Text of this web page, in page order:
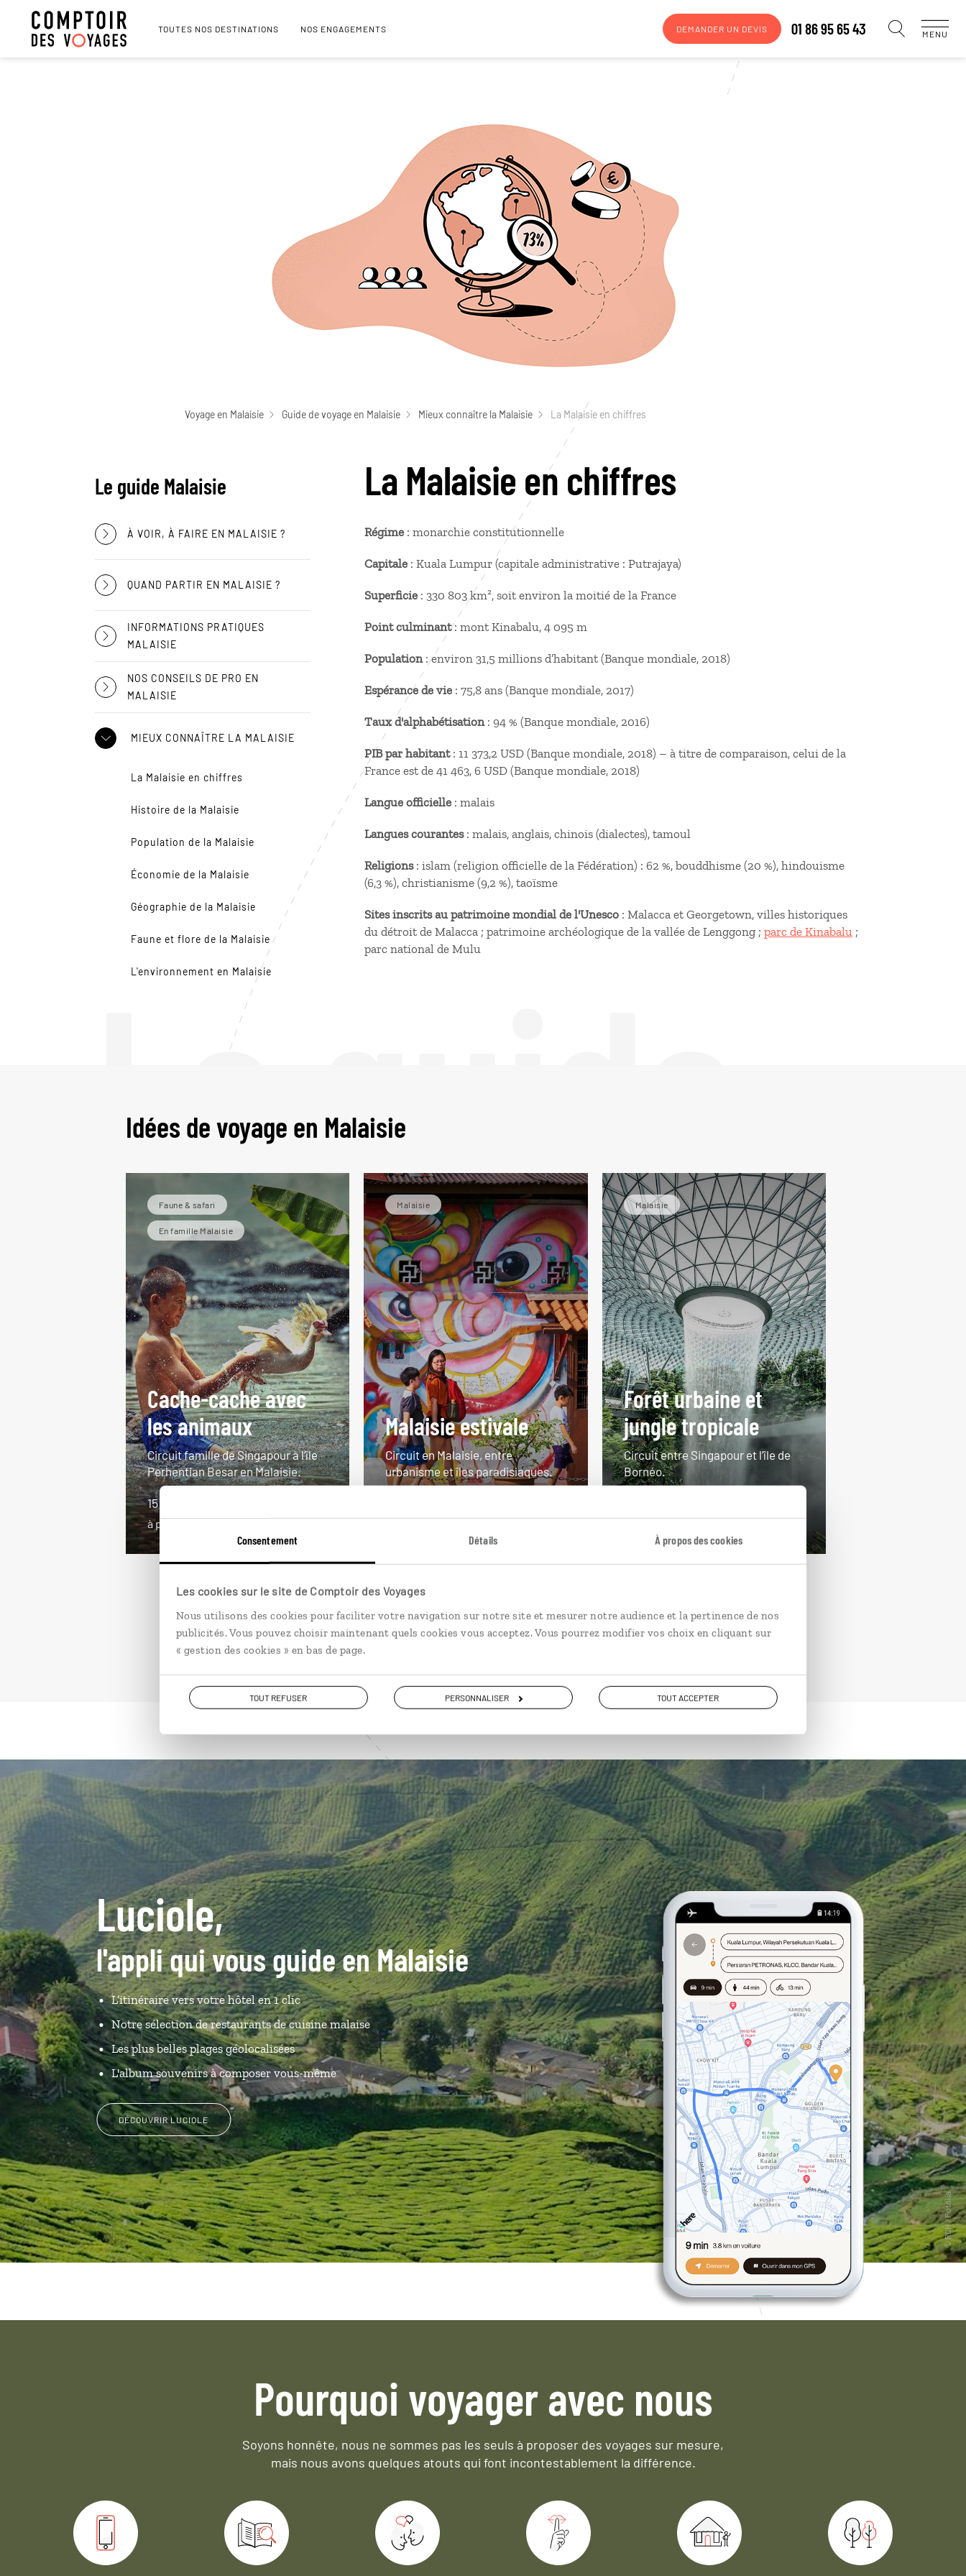
Consentement Détails À propos des cookies
Les cookies sur le site de Comptoir des Voyages
Nous utilisons des cookies pour faciliter votre navigation sur notre site et mesurer notre audience et la pertinence de nos
publicités. Vous pouvez choisir maintenant quels cookies vous acceptez. Vous pourrez modifier vos choix en cliquant sur
« gestion des cookies » en bas de page.
TOUT REFUSER PERSONNALISER TOUT ACCEPTER
TOUTES NOS DESTINATIONS NOS ENGAGEMENTS DEMANDER UN DEVIS 01 86 95 65 43 MENU
Voyage en Malaisie Guide de voyage en Malaisie Mieux connaître la Malaisie La Malaisie en chiffres
Le guide
Le guide Malaisie
À VOIR, À FAIRE EN MALAISIE ?
QUAND PARTIR EN MALAISIE ?
INFORMATIONS PRATIQUES
MALAISIE
NOS CONSEILS DE PRO EN
MALAISIE
MIEUX CONNAÎTRE LA MALAISIE
La Malaisie en chiffres
Histoire de la Malaisie
Population de la Malaisie
Économie de la Malaisie
Géographie de la Malaisie
Faune et flore de la Malaisie
L'environnement en Malaisie
La Malaisie en chiffres
Régime : monarchie constitutionnelle
Capitale : Kuala Lumpur (capitale administrative : Putrajaya)
Superficie : 330 803 km², soit environ la moitié de la France
Point culminant: mont Kinabalu, 4 095 m
Population : environ 31,5 millions d’habitant (Banque mondiale, 2018)
Espérance de vie : 75,8 ans (Banque mondiale, 2017)
Taux d'alphabétisation : 94 % (Banque mondiale, 2016)
PIB par habitant : 11 373,2 USD (Banque mondiale, 2018) – à titre de comparaison, celui de la
France est de 41 463, 6 USD (Banque mondiale, 2018)
Langue officielle : malais
Langues courantes: malais, anglais, chinois (dialectes), tamoul
Religions : islam (religion officielle de la Fédération) : 62 %, bouddhisme (20 %), hindouisme
(6,3 %), christianisme (9,2 %), taoïsme
Sites inscrits au patrimoine mondial de l'Unesco : Malacca et Georgetown, villes historiques
du détroit de Malacca ; patrimoine archéologique de la vallée de Lenggong ; parc de Kinabalu ;
parc national de Mulu
Idées de voyage en Malaisie
Faune & safari
En famille Malaisie
Cache-cache avec
les animaux
Circuit famille de Singapour à l’île
Perhentian Besar en Malaisie.
15 jours / 12 nuits
à partir de 3600€
Malaisie
Malaisie estivale
Circuit en Malaisie, entre
urbanisme et îles paradisiaques.
à partir de 3000€
Malaisie
Forêt urbaine et
jungle tropicale
Circuit entre Singapour et l’île de
Bornéo.
à partir de 3800€
VOIR NOS 6 IDÉES DE VOYAGE EN MALAISIE
Luciole,
l'appli qui vous guide en Malaisie
L’itinéraire vers votre hôtel en 1 clic
Notre sélection de restaurants de cuisine malaise
Les plus belles plages géolocalisées
L'album souvenirs à composer vous-même
DÉCOUVRIR LUCIOLE
Pourquoi voyager avec nous
Soyons honnête, nous ne sommes pas les seuls à proposer des voyages sur mesure,
mais nous avons quelques atouts qui font incontestablement la différence.